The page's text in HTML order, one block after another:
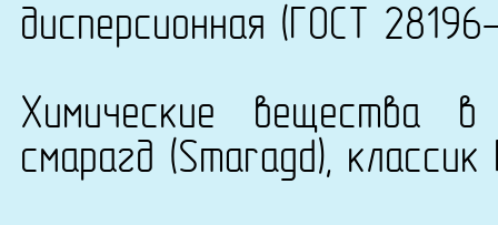
дисперсионная (ГОСТ
Химические вещества
смарагд (Smaragd),